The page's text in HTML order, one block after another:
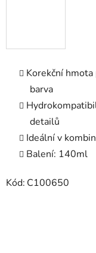
Korekční
barva
detailů
Ideální v
Balení: 140ml
Kód: C100650